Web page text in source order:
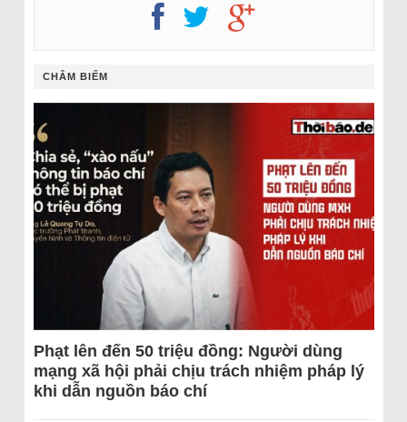
CHÂM BIẾM
Phạt lên đến 50 triệu đồng: Người dùng
mạng xã hội phải chịu trách nhiệm pháp lý
khi dẫn nguồn báo chí